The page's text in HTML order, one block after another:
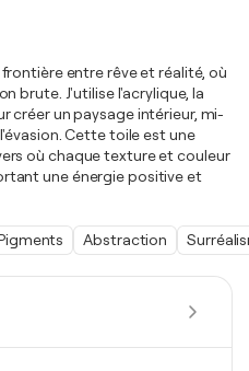
entre rêve et réalité, où
brute. J'utilise l'acrylique, la
créer un paysage intérieur, mi-
Cette toile est une
où chaque texture et couleur
une énergie positive et
Abstraction